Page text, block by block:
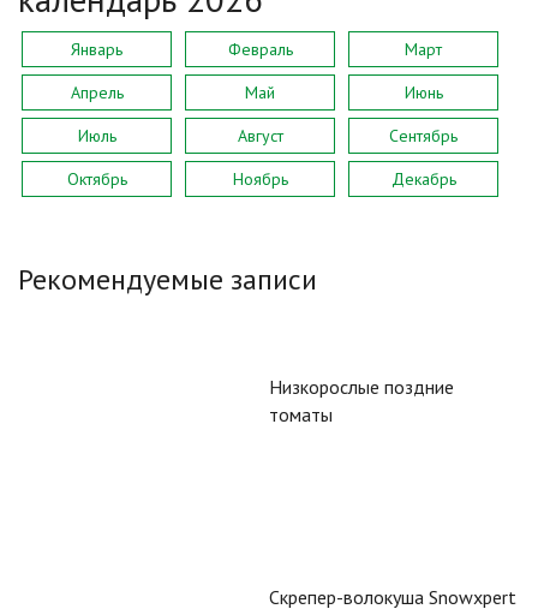
Январь Февраль
Март
Апрель
Май
Июнь
Июль
Август
Сентябрь
Октябрь
Ноябрь Декабрь
Рекомендуемые записи
Низкорослые поздние
томаты
Скрепер-волокуша Snowxpert